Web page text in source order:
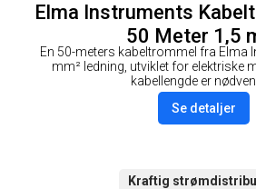
Elma Instruments
50 Meter 1,5
En 50-meters kabeltrommel fra Elma
mm² ledning, utviklet for elektriske
kabellengde er
Se detaljer
Kraftig